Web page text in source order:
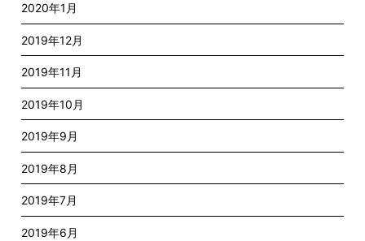
2020年1月
2019年12月
2019年11月
2019年10月
2019年9月
2019年8月
2019年7月
2019年6月